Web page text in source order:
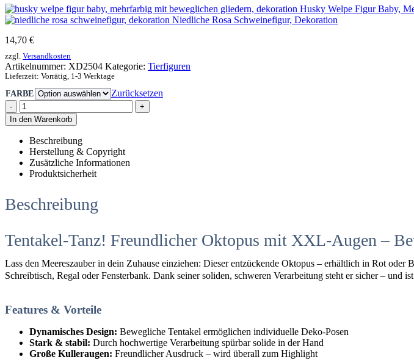
Husky Welpe Figur Baby,
Niedliche Rosa Schweinefigur, Dekoration
14,70 €
zzgl. Versandkosten
Artikelnummer: XD2504 Kategorie: Tierfiguren
Lieferzeit: Vorrätig, 1-3 Werktage
FARBE Zurücksetzen
-
+
In den Warenkorb
Beschreibung
Herstellung & Copyright
Zusätzliche Informationen
Produktsicherheit
Beschreibung
Tentakel-Tanz! Freundlicher Oktopus mit XXL-Augen –
Lass den Meereszauber in dein Zuhause einziehen: Dieser entzückende Oktopus – erhältlich in Rot
Schreibtisch, Regal oder Fensterbank. Dank seiner soliden, schweren Verarbeitung steht er sicher –
Features & Vorteile
Dynamisches Design: Bewegliche Tentakel ermöglichen individuelle Deko-Posen
Stark & stabil: Durch hochwertige Verarbeitung spürbar solide in der Hand
Große Kulleraugen: Freundlicher Ausdruck – wird überall zum Highlight